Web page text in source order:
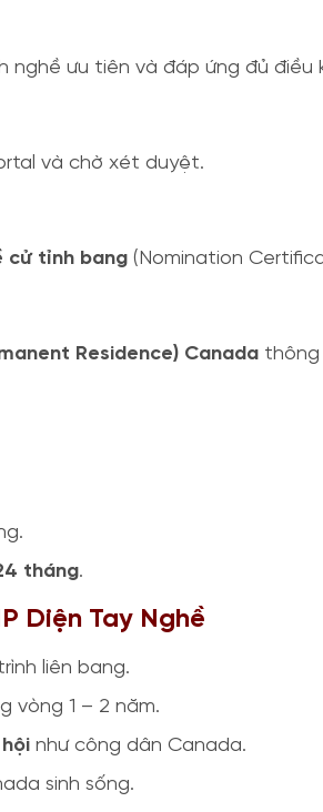
ưu tiên và đáp ứng đủ điều
và chờ xét duyệt.
cử tỉnh bang (Nomination
Residence) Canada
tháng.
Diện Tay Nghề
liên bang.
vòng 1 – 2 năm.
như công dân Canada.
sinh sống.